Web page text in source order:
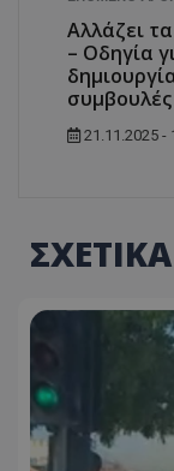
Αλλάζει
– Οδηγία
21.11.2025 -